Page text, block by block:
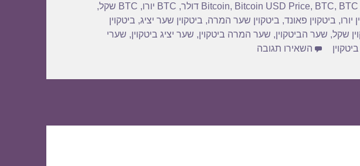
תגיות Bitcoin, Bitcoin USD Price, BTC, BTC דולר , BTC יורו , BTC שקל
,
יורו, ביטקוין פאונד, ביטקוין שער המרה, ביטקוין שער יציג, ביטקוין
שקל, שער הביטקוין, שער המרה ביטקוין, שער יציג ביטקוין, שערי
השאירו תגובה